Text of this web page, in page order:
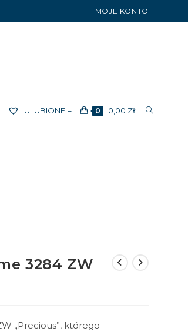
MOJE KONTO
ULUBIONE – 0 0,00 ZŁ TOGGLE
3284 ZW
„Precious”, którego